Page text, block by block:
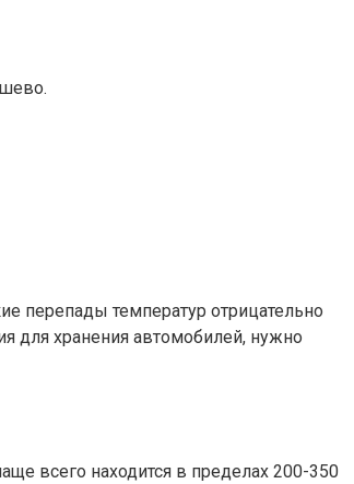
перепады температур отрицательно
для хранения автомобилей, нужно
всего находится в пределах 200-350